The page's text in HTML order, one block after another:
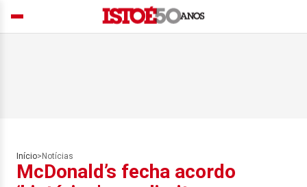
Início> Notícias
McDonald’s fecha acordo